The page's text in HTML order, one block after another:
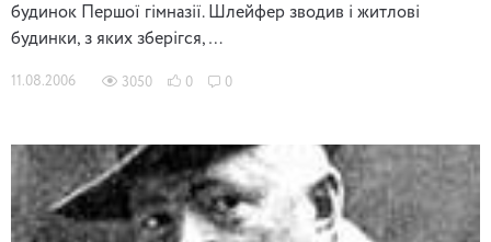
будинок Першої гімназії. Шлейфер зводив і житлові
будинки, з яких зберігся, …
11.08.2006 3050 0 0